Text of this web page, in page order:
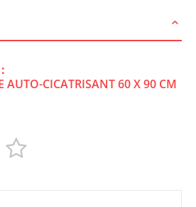
AUTO-CICATRISANT 60 X 90 CM
4
stars